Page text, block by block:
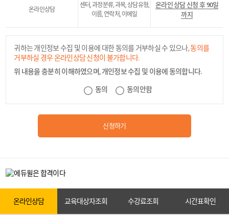
온라인상담
센터, 과정분류, 과목, 상담유형,
이름, 연락처, 이메일
온라인 상담 신청 후 90일
까지
귀하는 개인정보 수집 및 이용에 대한 동의를 거부하실 수 있으나,동의를
거부하실 경우 온라인상담 신청이 불가합니다.
위 내용을 충분히 이해하였으며, 개인정보 수집 및 이용에 동의합니다.
동의 동의안함
신청하기
원서접수
온라인상담 교육대상자조회 수강료조회 시간표확인